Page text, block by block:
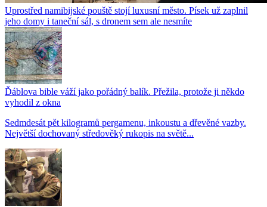
Uprostřed namibijské pouště stojí luxusní město. Písek už zaplnil
jeho domy i taneční sál, s dronem sem ale nesmíte
Ďáblova bible váží jako pořádný balík. Přežila, protože ji někdo
vyhodil z okna
Sedmdesát pět kilogramů pergamenu, inkoustu a dřevěné vazby.
Největší dochovaný středověký rukopis na světě...